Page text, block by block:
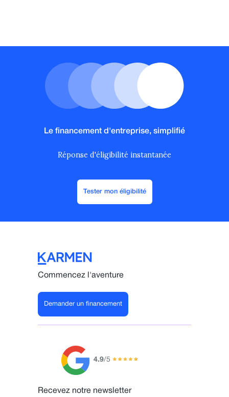
Le financement d'entreprise, simplifié
Réponse d'éligibilité instantanée
Tester mon éligibilité
Commencez l'aventure
Demander un financement
4.9/5
Recevez notre newsletter